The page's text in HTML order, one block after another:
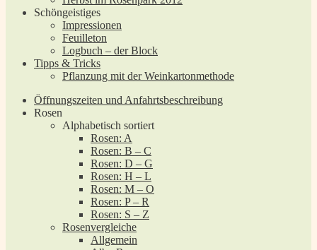
Schöngeistiges
Impressionen
Feuilleton
Logbuch – der Block
Tipps & Tricks
Pflanzung mit der Weinkartonmethode
Öffnungszeiten und Anfahrtsbeschreibung
Rosen
Alphabetisch sortiert
Rosen: A
Rosen: B – C
Rosen: D – G
Rosen: H – L
Rosen: M – O
Rosen: P – R
Rosen: S – Z
Rosenvergleiche
Allgemein